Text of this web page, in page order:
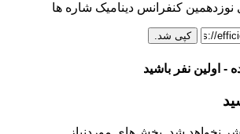
نوزدهمین کنفرانس دینامیک شاره ها
کپی شد.
- اولین نفر باشید